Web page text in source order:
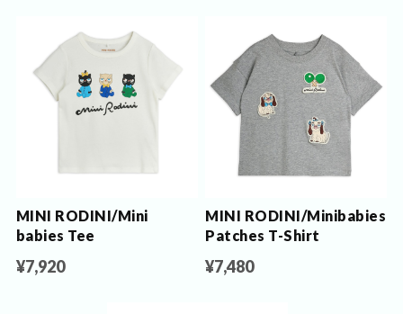
MINI RODINI/Mini
babies Tee
¥7,920
MINI RODINI/Minibabies
Patches T-Shirt
¥7,480